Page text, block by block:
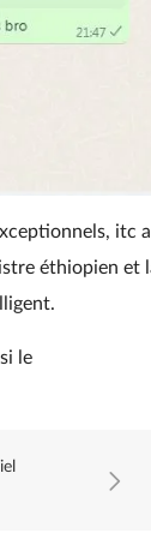
itc a
éthiopien et
le